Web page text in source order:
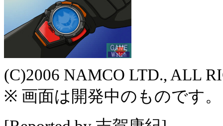
(C)2006 NAMCO LTD., ALL
※ 画面は開発中のものです。